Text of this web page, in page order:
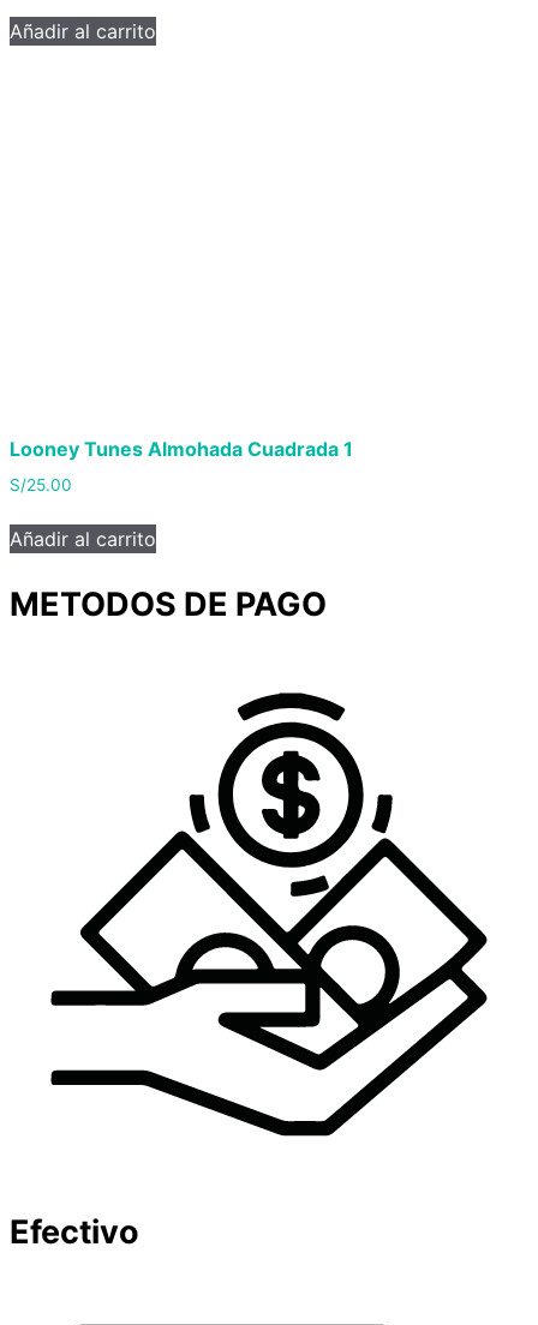
Añadir al carrito
Looney Tunes Almohada Cuadrada 1
S/25.00
Añadir al carrito
METODOS DE PAGO
Efectivo